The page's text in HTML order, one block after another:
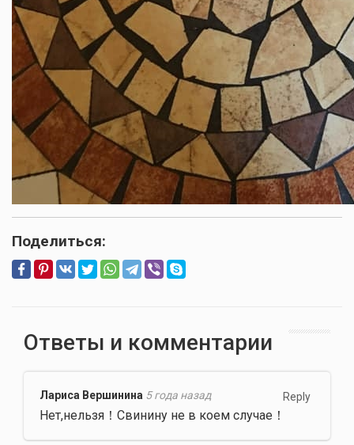
Поделиться:
Ответы и комментарии
Reply
Лариса Вершинина 5 года назад
Нет,нельзя！Свинину не в коем случае！